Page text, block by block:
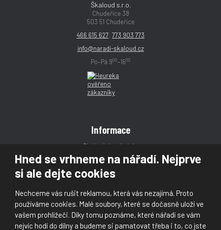
Hned se vrhneme na nářadí. Nejprve
si ale dejte cookies
Nechceme vás rušit reklamou, která vás nezajímá. Proto
používáme cookies. Malé soubory, které se dočasně uloží ve
vašem prohlížeči. Díky tomu poznáme, které nářadí se vám
nejvíc hodí do dílny a budeme si pamatovat třeba i to, co jste
Škaloud s.r.o.
Chudeřice 38
503 51 Chudeřice
466 615 627; 773 903 773
info@naradi-skaloud.cz
Po–Pá 900–1600
Informace
Obchodní podmínky
Reklamace
Magazín
Kontakt